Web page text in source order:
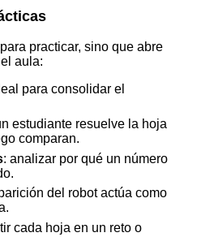
practicar, sino que abre
aula:
para consolidar el
estudiante resuelve la hoja
comparan.
: analizar por qué un número
del robot actúa como
cada hoja en un reto o